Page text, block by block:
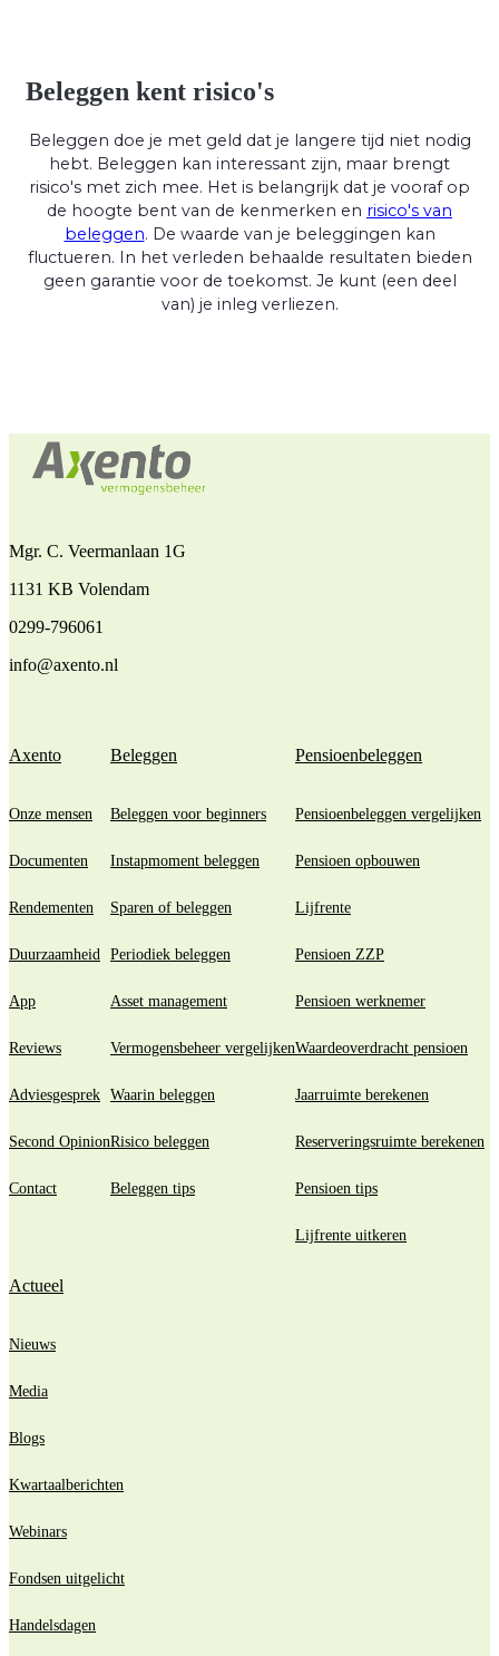
Beleggen kent risico's
Beleggen doe je met geld dat je langere tijd niet nodig
hebt. Beleggen kan interessant zijn, maar brengt
risico's met zich mee. Het is belangrijk dat je vooraf op
de hoogte bent van de kenmerken en risico's van
beleggen. De waarde van je beleggingen kan
fluctueren. In het verleden behaalde resultaten bieden
geen garantie voor de toekomst. Je kunt (een deel
van) je inleg verliezen.
Mgr. C. Veermanlaan 1G
1131 KB Volendam
0299-796061
info@axento.nl
Axento
Onze mensen
Documenten
Rendementen
Duurzaamheid
App
Reviews
Adviesgesprek
Second Opinion
Contact
Beleggen
Beleggen voor beginners
Instapmoment beleggen
Sparen of beleggen
Periodiek beleggen
Asset management
Vermogensbeheer vergelijken
Waarin beleggen
Risico beleggen
Beleggen tips
Pensioenbeleggen
Pensioenbeleggen vergelijken
Pensioen opbouwen
Lijfrente
Pensioen ZZP
Pensioen werknemer
Waardeoverdracht pensioen
Jaarruimte berekenen
Reserveringsruimte berekenen
Pensioen tips
Lijfrente uitkeren
Actueel
Nieuws
Media
Blogs
Kwartaalberichten
Webinars
Fondsen uitgelicht
Handelsdagen